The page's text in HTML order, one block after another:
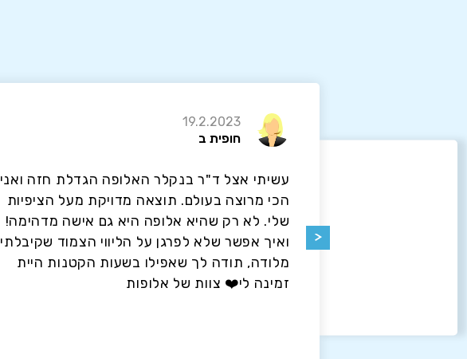
19.2.2023
חופית ב
עשיתי אצל ד"ר בנקלר האלופה הגדלת חזה ואני
הכי מרוצה בעולם. תוצאה מדויקת מעל הציפיות
שלי. לא רק שהיא אלופה היא גם אישה מדהימה!
ואיך אפשר שלא לפרגן על הליווי הצמוד שקיבלתי
מלודה, תודה לך שאפילו בשעות הקטנות היית
זמינה לי❤️ צוות של אלופות